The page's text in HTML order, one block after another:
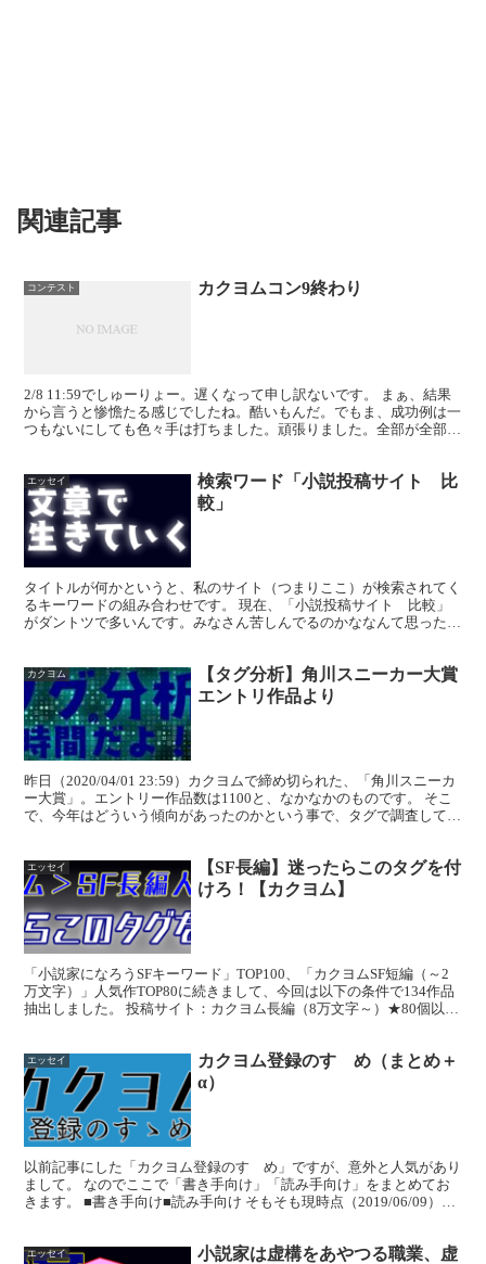
関連記事
コンテスト カクヨムコン9終わり
2/8 11:59でしゅーりょー。遅くなって申し訳ないです。 まぁ、結果
から言うと惨憺たる感じでしたね。酷いもんだ。でもま、成功例は一
つもないにしても色々手は打ちました。頑張りました。全部が全部空
エッセイ
検索ワード「小説投稿サイト 比
較」
タイトルが何かというと、私のサイト（つまりここ）が検索されてく
るキーワードの組み合わせです。 現在、「小説投稿サイト 比較」
がダントツで多いんです。みなさん苦しんでるのかななんて思ったり
カクヨム
【タグ分析】角川スニーカー大賞
エントリ作品より
昨日（2020/04/01 23:59）カクヨムで締め切られた、「角川スニーカ
ー大賞」。エントリー作品数は1100と、なかなかのものです。 そこ
で、今年はどういう傾向があったのかという事で、タグで調査してみ
エッセイ
【SF長編】迷ったらこのタグを付
けろ！【カクヨム】
「小説家になろうSFキーワード」TOP100、「カクヨムSF短編（～2
万文字）」人気作TOP80に続きまして、今回は以下の条件で134作品
抽出しました。 投稿サイト：カクヨム長編（8万文字～）★80個以上
エッセイ
カクヨム登録のすゝめ（まとめ＋
α）
以前記事にした「カクヨム登録のすゝめ」ですが、意外と人気があり
まして。 なのでここで「書き手向け」「読み手向け」をまとめてお
きます。 ■書き手向け■読み手向け そもそも現時点（2019/06/09）の
エッセイ
小説家は虚構をあやつる職業、虚